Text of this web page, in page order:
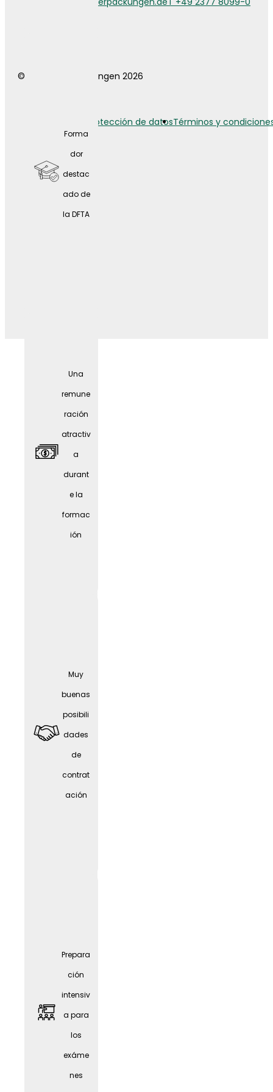
ia
médic
o
compl
ement
ario
gratuit
o
Amplia
oferta
de
oportu
Forma
dor
destac
ado de
la DFTA
Una
remune
ración
atractiv
a
durant
e la
formac
ión
Muy
buenas
posibili
dades
de
contrat
ación
Prepara
ción
intensiv
a para
los
exáme
nes
© Weber Verpackungen 2026
Protección de datosTérminos y